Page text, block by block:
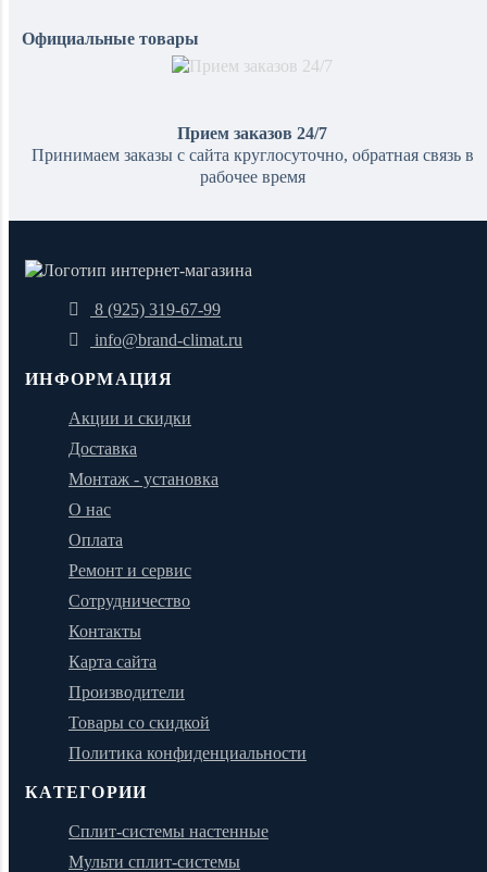
Официальные товары
Прием заказов 24/7
Принимаем заказы с сайта круглосуточно, обратная связь в
рабочее время
8 (925) 319-67-99
info@brand-climat.ru
ИНФОРМАЦИЯ
Акции и скидки
Доставка
Монтаж - установка
О нас
Оплата
Ремонт и сервис
Сотрудничество
Контакты
Карта сайта
Производители
Товары со скидкой
Политика конфиденциальности
КАТЕГОРИИ
Сплит-системы настенные
Мульти сплит-системы